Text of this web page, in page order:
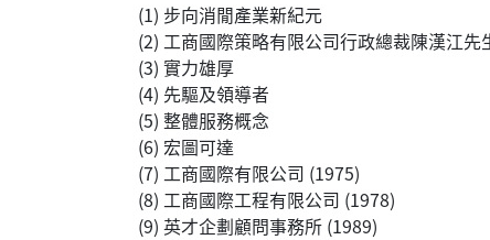
(1) 步向消閒產業新紀元
(2) 工商國際策略有限公司行政總裁陳漢江先
(3) 實力雄厚
(4) 先驅及領導者
(5) 整體服務概念
(6) 宏圖可達
(7) 工商國際有限公司 (1975)
(8) 工商國際工程有限公司 (1978)
(9) 英才企劃顧問事務所 (1989)